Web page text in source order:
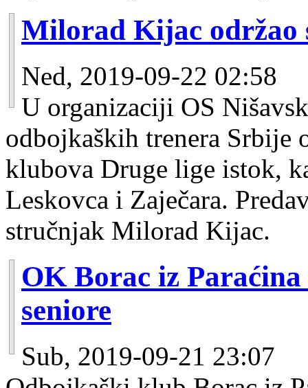
Milorad Kijac održao
Ned, 2019-09-22 02:58
U organizaciji OS
odbojkaških trenera Srbije
klubova Druge lige istok,
Leskovca i Zaječara.
stručnjak Milorad Kijac.
OK Borac iz
seniore
Sub, 2019-09-21 23:07